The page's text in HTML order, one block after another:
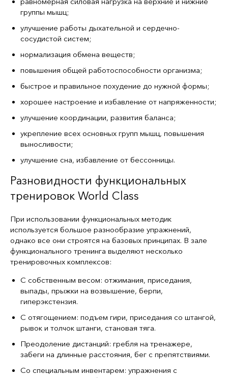
группы мышц;
улучшение работы дыхательной и сердечно-
сосудистой систем;
нормализация обмена веществ;
повышения общей работоспособности организма;
быстрое и правильное похудение до нужной формы;
хорошее настроение и избавление от напряженности;
улучшение координации, развития баланса;
укрепление всех основных групп мышц, повышения
выносливости;
улучшение сна, избавление от бессонницы.
Разновидности функциональных
тренировок World Class
При использовании функциональных методик
используется большое разнообразие упражнений,
однако все они строятся на базовых принципах. В зале
функционального тренинга выделяют несколько
тренировочных комплексов:
С собственным весом: отжимания, приседания,
выпады, прыжки на возвышение, берпи,
гиперэкстензия.
С отягощением: подъем гири, приседания со штангой,
рывок и толчок штанги, становая тяга.
Преодоление дистанций: гребля на тренажере,
забеги на длинные расстояния, бег с препятствиями.
Со специальным инвентарем: упражнения с